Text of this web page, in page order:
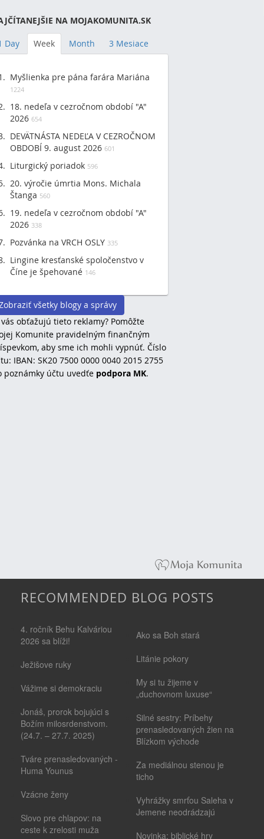
NA MOJAKOMUNITA.SK
Day Week Month 3 Mesiace
Myšlienka pre pána farára Mariána
1224
18. nedeľa v cezročnom období "A"
2026 654
DEVÄTNÁSTA NEDEĽA V CEZROČNOM
OBDOBÍ 9. august 2026 601
Liturgický poriadok 596
20. výročie úmrtia Mons. Michala
Štanga 560
19. nedeľa v cezročnom období "A"
2026 338
Pozvánka na VRCH OSLY 335
Lingine kresťanské spoločenstvo v
Číne je špehované 146
všetky blogy a správy
obťažujú tieto reklamy? Pomôžte
Komunite pravidelným finančným
aby sme ich mohli vypnúť. Číslo
IBAN: SK20 7500 0000 0040 2015 2755
poznámky účtu uvedťe podpora MK.
RECOMMENDED BLOG POSTS
4. ročník Behu Kalváriou
2026 sa blíži!
Ježišove ruky
Vážime si demokraciu
Jonáš, prorok bojujúci s
Božím milosrdenstvom.
(24.7. – 27.7. 2025)
Tváre prenasledovaných -
Huma Younus
Vzácne ženy
Slovo pre chlapov: na
ceste k zrelosti muža
Ako sa Boh stará
Litánie pokory
My si tu žijeme v
„duchovnom luxuse“
Silné sestry: Príbehy
prenasledovaných žien na
Blízkom východe
Za mediálnou stenou je
ticho
Vyhrážky smrťou Saleha v
Jemene neodrádzajú
Novinka: biblické hry